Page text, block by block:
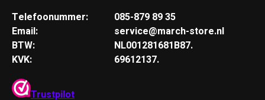
Telefoonummer:
Email:
BTW:
KVK:
085-879 89 35
service@march-store.nl
NL001281681B87.
69612137.
Trustpilot